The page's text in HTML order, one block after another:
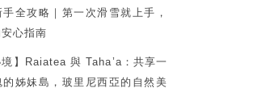
手全攻略｜第一次滑雪就上手，
心指南
境】Raiatea 與 Taha’a：共享一
的姊妹島，玻里尼西亞的自然美